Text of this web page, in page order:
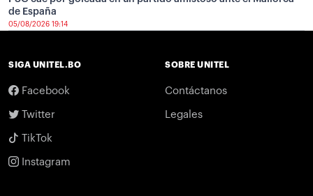
de España
05/08/2026 19:14
SIGA UNITEL.BO
Facebook
Twitter
TikTok
Instagram
SOBRE UNITEL
Contáctanos
Legales